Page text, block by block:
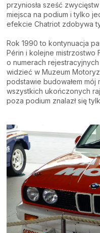
przyniosła sześć
miejsca na podium i tylko
efekcie Chatriot zdobywa
Rok 1990 to kontynuacja
Périn i kolejne mistrzostwo
o numerach rejestracyjnych
widzieć w Muzeum
podstawie budowałem mój
wszystkich ukończonych
poza podium znalazł się